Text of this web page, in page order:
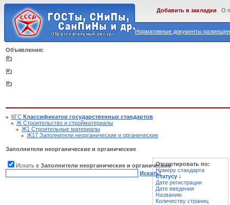
Нормативные документы
Добавить в закладки О
Объявления:
КГС Классификатор государственных стандартов
Ж Строительство и стройматериалы
Ж1 Строительные материалы
Ж17 Заполнители неорганические и органические
Заполнители неорганические и органические
Искать в Заполнители неорганические и органические
Искать!
Отсортировать по:
Номеру стандарта
Статусу ↓
Дате регистрации
Дате введения
Названию
Количеству страниц